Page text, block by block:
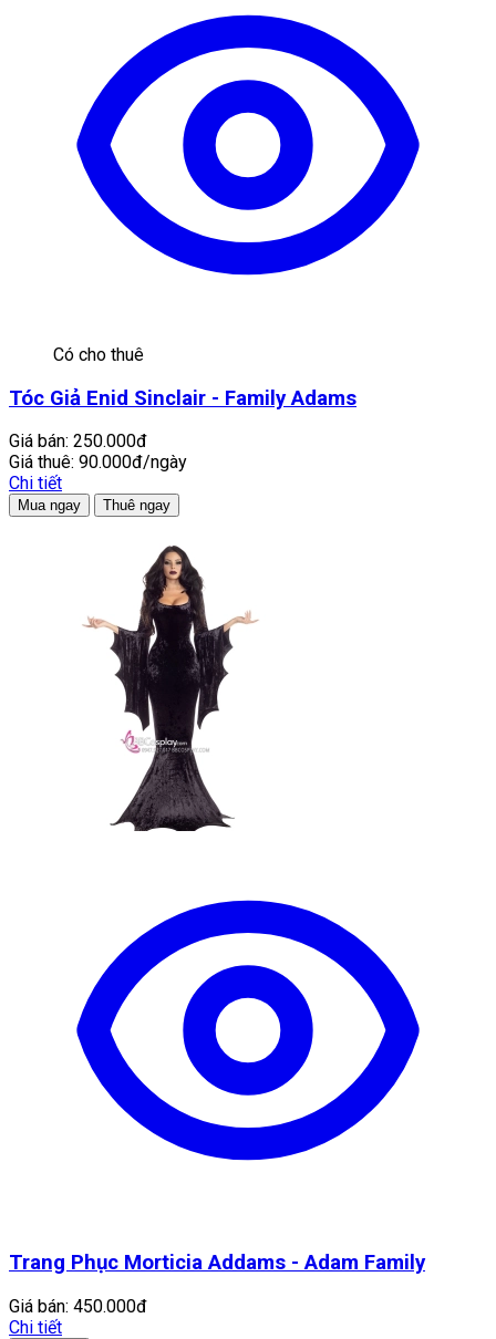
Có cho thuê
Tóc Giả Enid Sinclair - Family Adams
Giá bán: 250.000đ
Giá thuê: 90.000đ/ngày
Chi tiết
Mua ngay Thuê ngay
Trang Phục Morticia Addams - Adam Family
Giá bán: 450.000đ
Chi tiết